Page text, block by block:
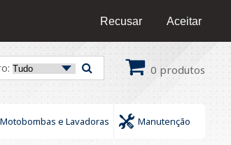
0 produtos
Motobombas e Lavadoras Manutenção
Aceitar
Recusar